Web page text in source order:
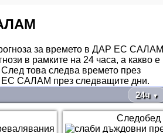
за времето в ДАР ЕС САЛАМ
в рамките на 24 часа, а какво е
това следва времето през
САЛАМ през следващите дни.
24ч ▼
Следобед